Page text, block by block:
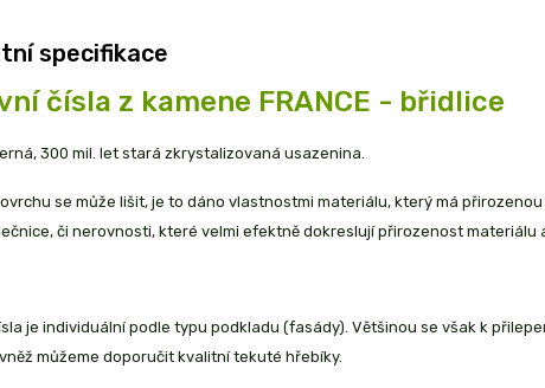
specifikace
čísla z kamene FRANCE - břidlice
300 mil. let stará zkrystalizovaná usazenina.
se může lišit, je to dáno vlastnostmi materiálu, který má
či nerovnosti, které velmi efektně dokreslují přirozenost
je individuální podle typu podkladu (fasády). Většinou se však k
můžeme doporučit kvalitní tekuté hřebíky.